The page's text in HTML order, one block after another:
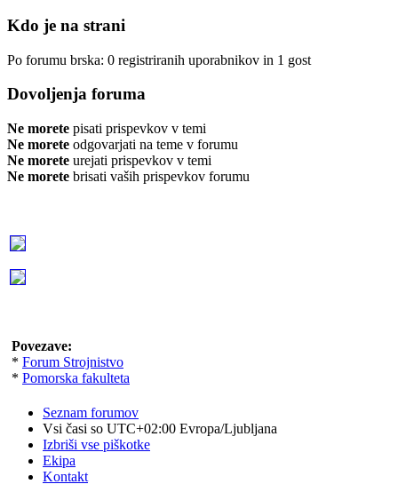
Kdo je na strani
Po forumu brska: 0 registriranih uporabnikov in 1 gost
Dovoljenja foruma
Ne morete pisati prispevkov v temi
Ne morete odgovarjati na teme v forumu
Ne morete urejati prispevkov v temi
Ne morete brisati vaših prispevkov forumu
Povezave:
* Forum Strojnistvo
* Pomorska fakulteta
Seznam forumov
Vsi časi so UTC+02:00 Evropa/Ljubljana
Izbriši vse piškotke
Ekipa
Kontakt